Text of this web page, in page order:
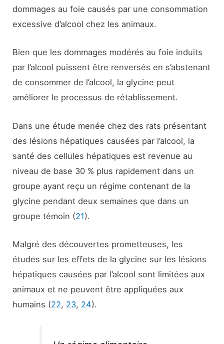
dommages au foie causés par une consommation
excessive d’alcool chez les animaux.
Bien que les dommages modérés au foie induits
par l’alcool puissent être renversés en s’abstenant
de consommer de l’alcool, la glycine peut
améliorer le processus de rétablissement.
Dans une étude menée chez des rats présentant
des lésions hépatiques causées par l’alcool, la
santé des cellules hépatiques est revenue au
niveau de base 30 % plus rapidement dans un
groupe ayant reçu un régime contenant de la
glycine pendant deux semaines que dans un
groupe témoin (21).
Malgré des découvertes prometteuses, les
études sur les effets de la glycine sur les lésions
hépatiques causées par l’alcool sont limitées aux
animaux et ne peuvent être appliquées aux
humains (22, 23, 24).